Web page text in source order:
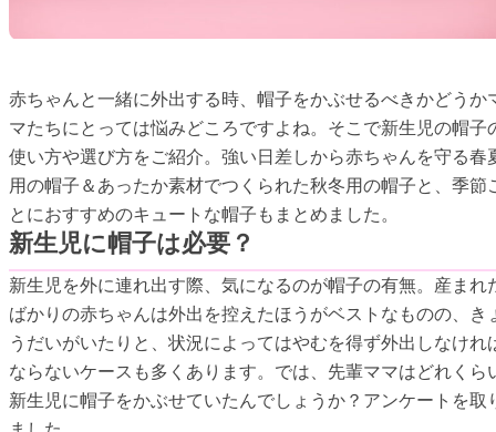
赤ちゃんと一緒に外出する時、帽子をかぶせるべきかどうか
マたちにとっては悩みどころですよね。そこで新生児の帽子
使い方や選び方をご紹介。強い日差しから赤ちゃんを守る春
用の帽子＆あったか素材でつくられた秋冬用の帽子と、季節
とにおすすめのキュートな帽子もまとめました。
新生児に帽子は必要？
新生児を外に連れ出す際、気になるのが帽子の有無。産まれ
ばかりの赤ちゃんは外出を控えたほうがベストなものの、き
うだいがいたりと、状況によってはやむを得ず外出しなけれ
ならないケースも多くあります。では、先輩ママはどれくら
新生児に帽子をかぶせていたんでしょうか？アンケートを取